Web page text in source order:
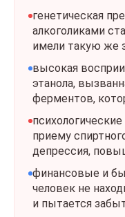
генетическая
алкоголиками
имели такую же
высокая
этанола,
ферментов,
приему
депрессия,
финансовые и
человек не
и пытается